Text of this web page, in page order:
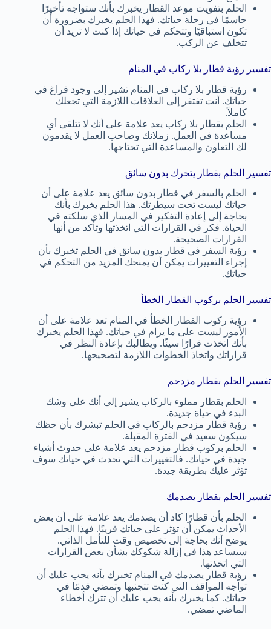
الحلم بتفويت موعد القطار يخبرك بأنك ستواجه تأخيرًا
حاسمًا في رحلة حياتك. فهذا الحلم يخبرك بضرورة أن
تكون استباقيًا وتتحكم في حياتك إذا كنت لا تريد أن
تتخلف عن الركب.
تفسير رؤية قطار بلا ركاب في المنام
رؤية قطار بلا ركاب في المنام تشير إلى وجود فراغ في
حياتك. أنت تفتقر إلى العلاقات اللازمة التي تجعلك
كاملاً.
الحلم بقطار بلا ركاب يعد علامة على أنك لا تتلقى أي
مساعدة في العمل. زملائك وصاحب العمل لا يقدمون
لك التعاون والمساعدة التي تحتاجها.
تفسير الحلم بقطار يتحرك بدون سائق
الحلم بالسفر في قطار بدون سائق يعد علامة على أن
حياتك ليست تحت سيطرتك. هذا الحلم يخبرك بأنك
بحاجة إلى إعادة التفكير في المسار الذي سلكته في
الحياة. فكر في القرارات التي اتخذتها وتأكد من أنها
القرارات الصحيحة.
رؤية السفر في قطار بدون سائق في الحلم تخبرك بأن
إجراء التغييرات يمكن أن يمنحك المزيد من التحكم في
حياتك.
تفسير الحلم بركوب القطار الخطأ
رؤية ركوب القطار الخطأ في المنام تعد علامة على أن
الأمور ليست على ما يرام في حياتك. فهذا الحلم يخبرك
بأنك اتخذت قرارًا سيئًا. ويطالبك بإعادة النظر في
قراراتك واتخاذ الخطوات اللازمة لتصحيحها.
تفسير الحلم بقطار مزدحم
الحلم بقطار مملوء بالركاب يشير إلى أنك على وشك
البدء في حياة جديدة.
رؤية قطار مزدحم بالركاب في الحلم تبشرك بأن حظك
سيكون سعيد في الفترة المقبلة.
الحلم بركوب قطار مزدحم يعد علامة على حدوث أشياء
جيدة في حياتك. فالتغييرات التي تحدث في حياتك سوف
تؤثر عليك بطريقة جيدة.
تفسير الحلم بقطار يصدمك
الحلم بأن قطارًا كاد أن يصدمك يعد علامة على أن بعض
الأحداث يمكن أن تؤثر على حياتك قريبًا. فهذا الحلم
يوضح أنك بحاجة إلى تخصيص وقت للتأمل الذاتي.
سيساعد هذا في إزالة شكوكك بشأن بعض القرارات
التي اتخذتها.
رؤية قطار يصدمك في المنام تخبرك بأنه يجب عليك أن
تواجه المواقف التي كنت تتجنبها وتمضي قدمًا في
حياتك. كما يخبرك بأنه يجب عليك أن تترك أخطاء
الماضي تمضي.